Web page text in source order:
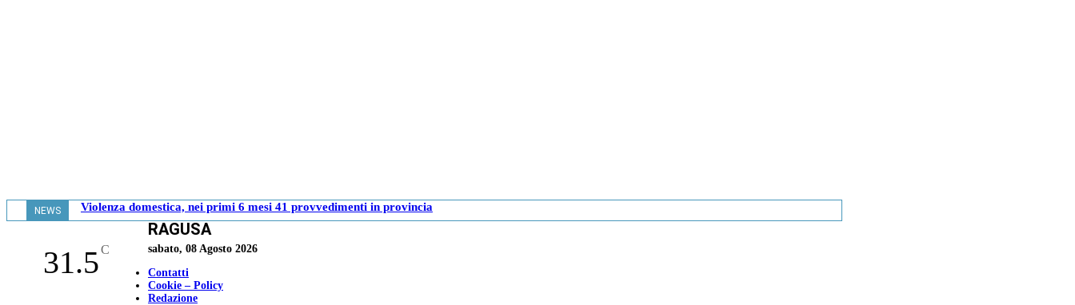
NEWS Violenza domestica, nei primi 6 mesi 41 provvedimenti in provincia
31.5C
RAGUSA
sabato, 08 Agosto 2026
Contatti
Cookie – Policy
Redazione